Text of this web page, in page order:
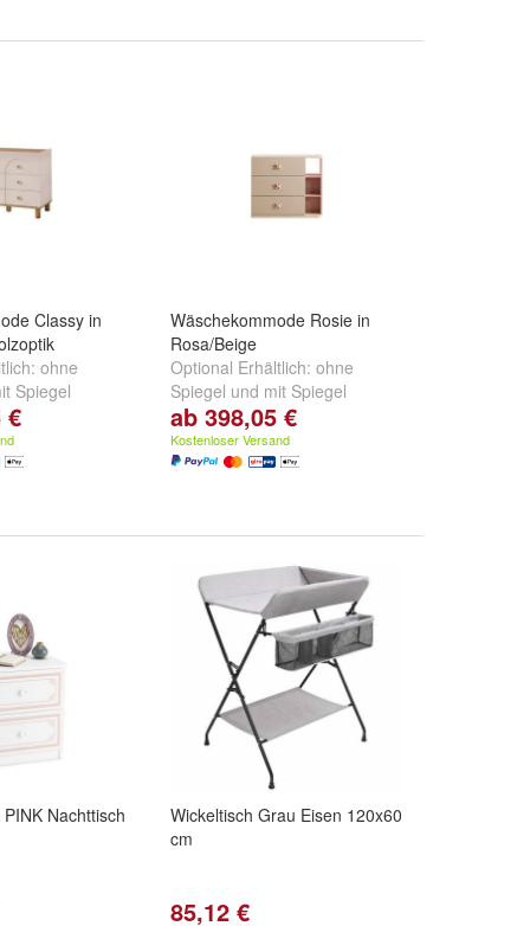
Classy in
ohne
Spiegel
€
Wäschekommode Rosie in
Rosa/Beige
Optional Erhältlich: ohne
Spiegel und mit Spiegel
ab 398,05 €
Kostenloser Versand
Nachttisch
Wickeltisch Grau Eisen 120x60
cm
85,12 €